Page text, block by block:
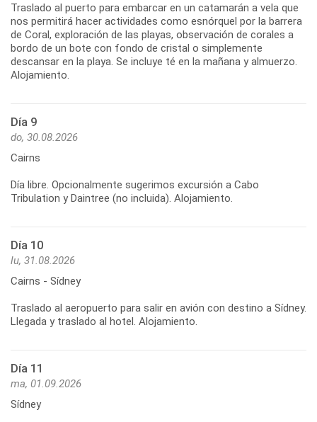
Traslado al puerto para embarcar en un catamarán a vela que
nos permitirá hacer actividades como esnórquel por la barrera
de Coral, exploración de las playas, observación de corales a
bordo de un bote con fondo de cristal o simplemente
descansar en la playa. Se incluye té en la mañana y almuerzo.
Día 9
do, 30.08.2026
Cairns
Día libre. Opcionalmente sugerimos excursión a Cabo
Día 10
lu, 31.08.2026
Cairns - Sídney
Traslado al aeropuerto para salir en avión con destino a Sídney.
Día 11
ma, 01.09.2026
Sídney